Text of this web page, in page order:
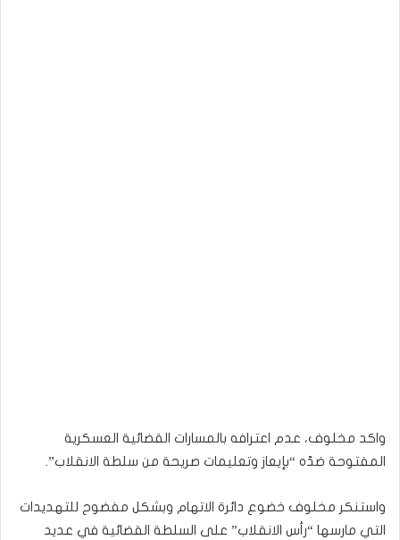
واكد مخلوف، عدم اعترافه بالمسارات القضائية العسكرية
المفتوحة ضدّه “بإيعاز وتعليمات صريحة من سلطة الانقلاب”.
واستنكر مخلوف خضوع دائرة الاتهام وبشكل مفضوح للتهديدات
التي مارسها “رأس الانقلاب” على السلطة القضائية في عديد